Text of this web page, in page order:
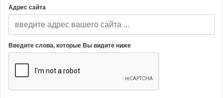
Адрес сайта
Введите слова, которые Вы видите ниже